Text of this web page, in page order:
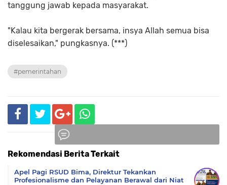
tanggung jawab kepada masyarakat.
"Kalau kita bergerak bersama, insya Allah semua bisa
diselesaikan," pungkasnya. (***)
#pemerintahan
Rekomendasi Berita Terkait
Apel Pagi RSUD Bima, Direktur Tekankan
Profesionalisme dan Pelayanan Berawal dari Niat